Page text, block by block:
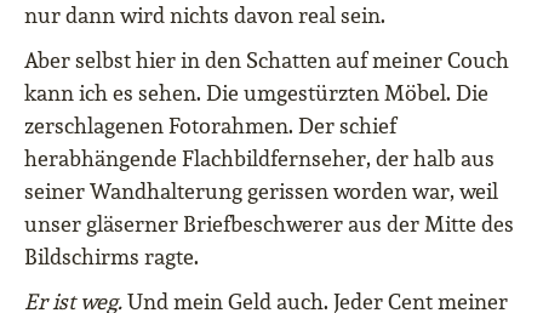
nur dann wird nichts davon real sein.
Aber selbst hier in den Schatten auf meiner Couch
kann ich es sehen. Die umgestürzten Möbel. Die
zerschlagenen Fotorahmen. Der schief
herabhängende Flachbildfernseher, der halb aus
seiner Wandhalterung gerissen worden war, weil
unser gläserner Briefbeschwerer aus der Mitte des
Bildschirms ragte.
Er ist weg.Und mein Geld auch. Jeder Cent meiner